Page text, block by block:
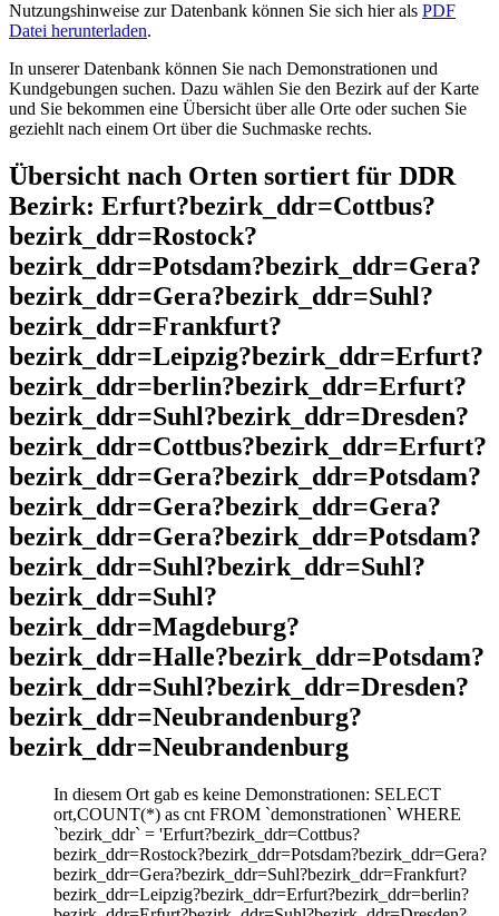
Nutzungshinweise zur Datenbank können Sie sich hier als PDF
Datei herunterladen.
In unserer Datenbank können Sie nach Demonstrationen und
Kundgebungen suchen. Dazu wählen Sie den Bezirk auf der Karte
und Sie bekommen eine Übersicht über alle Orte oder suchen Sie
geziehlt nach einem Ort über die Suchmaske rechts.
Übersicht nach Orten sortiert für DDR
Bezirk: Erfurt?bezirk_ddr=Cottbus?
bezirk_ddr=Rostock?
bezirk_ddr=Potsdam?bezirk_ddr=Gera?
bezirk_ddr=Gera?bezirk_ddr=Suhl?
bezirk_ddr=Frankfurt?
bezirk_ddr=Leipzig?bezirk_ddr=Erfurt?
bezirk_ddr=berlin?bezirk_ddr=Erfurt?
bezirk_ddr=Suhl?bezirk_ddr=Dresden?
bezirk_ddr=Cottbus?bezirk_ddr=Erfurt?
bezirk_ddr=Gera?bezirk_ddr=Potsdam?
bezirk_ddr=Gera?bezirk_ddr=Gera?
bezirk_ddr=Gera?bezirk_ddr=Potsdam?
bezirk_ddr=Suhl?bezirk_ddr=Suhl?
bezirk_ddr=Suhl?
bezirk_ddr=Magdeburg?
bezirk_ddr=Halle?bezirk_ddr=Potsdam?
bezirk_ddr=Suhl?bezirk_ddr=Dresden?
bezirk_ddr=Neubrandenburg?
bezirk_ddr=Neubrandenburg
In diesem Ort gab es keine Demonstrationen: SELECT
ort,COUNT(*) as cnt FROM `demonstrationen` WHERE
`bezirk_ddr` = 'Erfurt?bezirk_ddr=Cottbus?
bezirk_ddr=Rostock?bezirk_ddr=Potsdam?bezirk_ddr=Gera?
bezirk_ddr=Gera?bezirk_ddr=Suhl?bezirk_ddr=Frankfurt?
bezirk_ddr=Leipzig?bezirk_ddr=Erfurt?bezirk_ddr=berlin?